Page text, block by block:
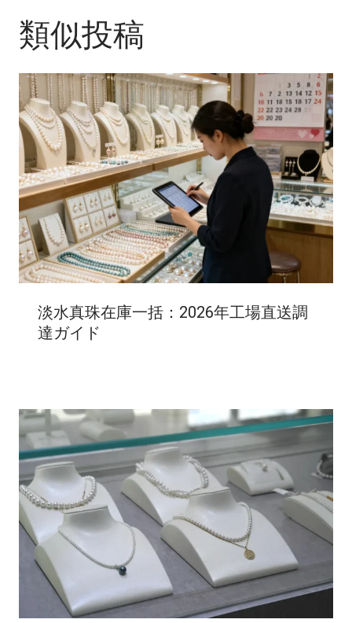
ン
類似投稿
淡水真珠在庫一括：2026年工場直送調
達ガイド